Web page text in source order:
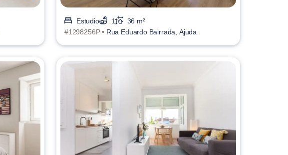
Estudio 1
36 m²
#1298256P • Rua Eduardo Bairrada, Ajuda